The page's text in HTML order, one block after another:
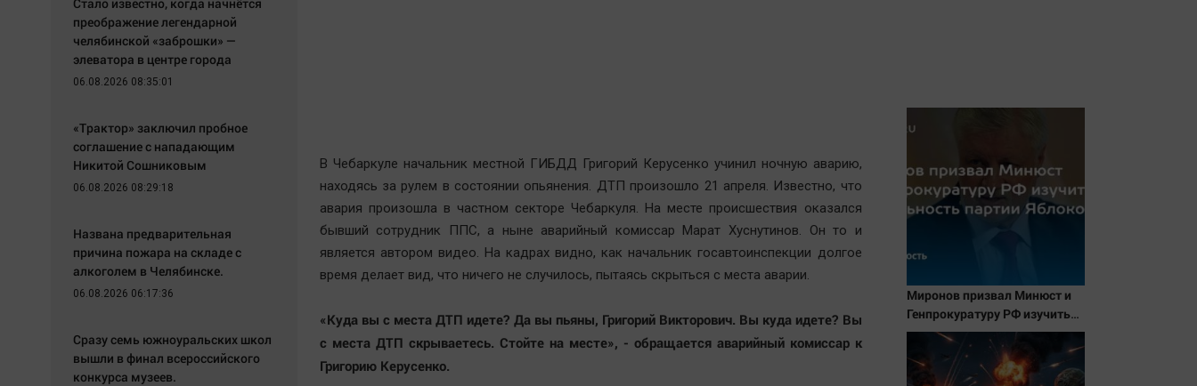
В Чебаркуле начальник местной ГИБДД Григорий Керусенко учинил ночную аварию,
находясь за рулем в состоянии опьянения. ДТП произошло 21 апреля. Известно, что
авария произошла в частном секторе Чебаркуля. На месте происшествия оказался
бывший сотрудник ППС, а ныне аварийный комиссар Марат Хуснутинов. Он то и
является автором видео. На кадрах видно, как начальник госавтоинспекции долгое
время делает вид, что ничего не случилось, пытаясь скрыться с места аварии.
«Куда вы с места ДТП идете? Да вы пьяны, Григорий Викторович. Вы куда идете? Вы
с места ДТП скрываетесь. Стойте на месте», - обращается аварийный комиссар к
Григорию Керусенко.
Миронов призвал Минюст и
Генпрокуратуру РФ изучить
деятельность партии Яблоко
преображение легендарной
челябинской «заброшки» —
элеватора в центре города
06.08.2026 08:35:01
«Трактор» заключил пробное
соглашение с нападающим
Никитой Сошниковым
06.08.2026 08:29:18
Названа предварительная
причина пожара на складе с
алкоголем в Челябинске.
06.08.2026 06:17:36
Сразу семь южноуральских школ
вышли в финал всероссийского
конкурса музеев.